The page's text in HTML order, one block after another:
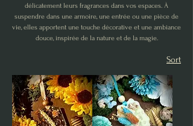
délicatement leurs fragrances dans vos espaces. À
suspendre dans une armoire, une entrée ou une pièce de
vie, elles apportent une touche décorative et une ambiance
douce, inspirée de la nature et de la magie.
Sort